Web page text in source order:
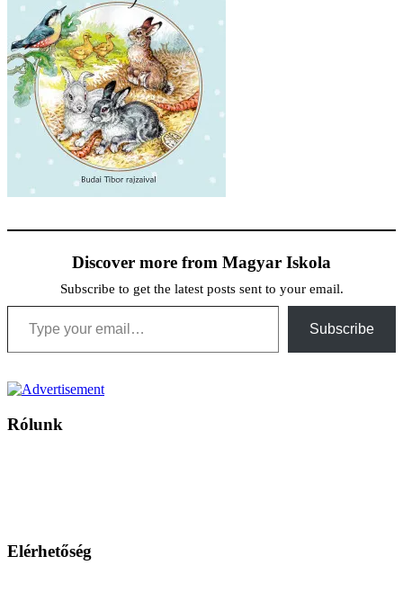
Discover more from Magyar Iskola
Subscribe to get the latest posts sent to your email.
Type your email…
Subscribe
Rólunk
Elérhetőség